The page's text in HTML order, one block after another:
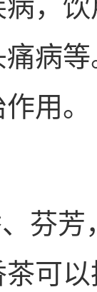
病
用。
芬
可